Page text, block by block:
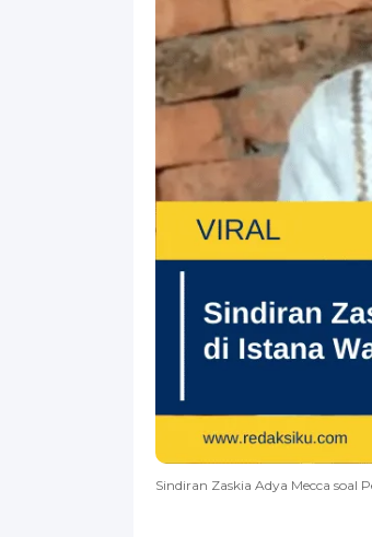
Sindiran Zaskia Adya Mecca soal